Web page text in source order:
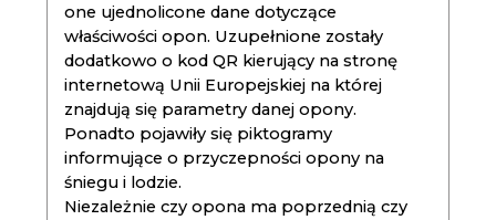
one ujednolicone dane dotyczące
właściwości opon. Uzupełnione zostały
dodatkowo o kod QR kierujący na stronę
internetową Unii Europejskiej na której
znajdują się parametry danej opony.
Ponadto pojawiły się piktogramy
informujące o przyczepności opony na
śniegu i lodzie.
Niezależnie czy opona ma poprzednią czy